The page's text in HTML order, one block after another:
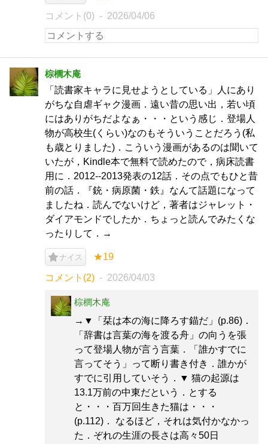
コメント(0) 2026/04/06
棕櫚木庵
「読書家キャラに見せようとしている」人にあり
がちな自虐ギャク漫画．遠い昔の思い出，若い頃
にはありがちだよなぁ・・・という感じ．登場人
物が高校生(くらい)なのもそういうことだろう(私
も歳とりました)．こういう漫画があるのは聞いて
いたが，Kindle本で無料で読めたので，病床読書
用に．2012--2013発表の12話．その点でもひと昔
前の話．『銃・病原菌・鉄』なんて話題になって
ましたね．読んでないけど，著者はジャレット・
ダイアモンドでしたか．ちょっと読んでみたくな
ったりして．→
ナイス ★19
コメント(2) 2026/04/03
棕櫚木庵
→▼「栞は本の海に降ろす錨だ」(p.86)．
「辞書は言葉の海を渡る舟」の向うを張
って登場人物が言う言葉．「誰かすでに
言ってそう」って断り書き付き．誰かが
すでに引用していそう．▼ 猫の起源は
13.1万前の中東だという．とする
と・・・百万回生きた猫は・・・
(p.112)． なるほど，それは気付かなかっ
た．ぞれの生涯の長さは高々50日